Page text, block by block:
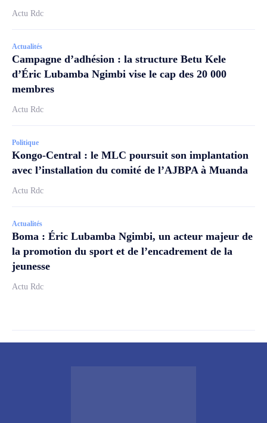
Actu Rdc
Actualités
Campagne d’adhésion : la structure Betu Kele
d’Éric Lubamba Ngimbi vise le cap des 20 000
membres
Actu Rdc
Politique
Kongo-Central : le MLC poursuit son implantation
avec l’installation du comité de l’AJBPA à Muanda
Actu Rdc
Actualités
Boma : Éric Lubamba Ngimbi, un acteur majeur de
la promotion du sport et de l’encadrement de la
jeunesse
Actu Rdc